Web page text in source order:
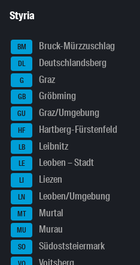
Styria
BM Bruck-Mürzzuschlag
DL Deutschlandsberg
G Graz
GB Gröbming
GU Graz/Umgebung
HF Hartberg-Fürstenfeld
LB Leibnitz
LE Leoben – Stadt
LI Liezen
LN Leoben/Umgebung
MT Murtal
MU Murau
SO Südoststeiermark